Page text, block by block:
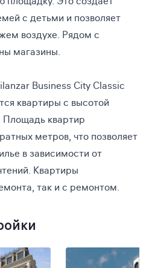
с детьми и позволяет
воздухе. Рядом с
магазины.
Business City Classic
квартиры с высотой
Площадь квартир
метров, что позволяет
в зависимости от
Квартиры
так и с ремонтом.